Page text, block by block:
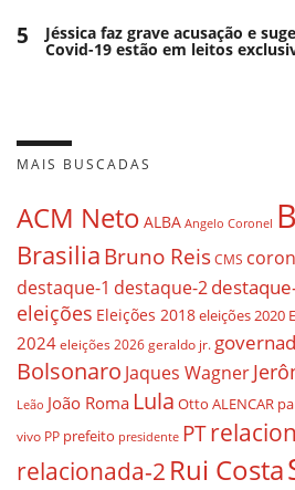
5 Jéssica faz grave acusação e
Covid-19 estão em leitos
MAIS BUSCADAS
ACM Neto ALBA Angelo Coronel
BrasiliaBruno ReisCMS
destaque-1 destaque-2
eleições Eleições 2018eleições 2020
2024 eleições 2026 geraldo jr.
Bolsonaro Jaques Wagner
Leão João Roma Lula Otto ALENCAR
vivo PP prefeito presidente PT
relacionada-2 Rui Costa